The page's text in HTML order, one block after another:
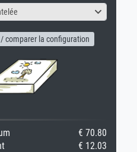
comparer la configuration
€ 70.80
€ 12.03